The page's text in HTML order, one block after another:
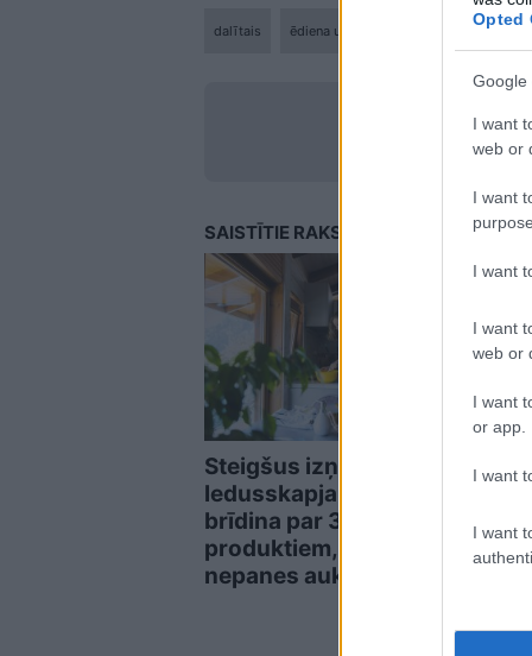
Opted
Google
I want
web or
I want
I want
I want
web or
I want
or app.
I want
I want
dalītais ēdiena uzglabāšana ledusskapis
LA.LV
SAISTĪTIE RAKSTI
Steigšus izņem no
ledusskapja! Eksperti
brīdina par 3 pārtikas
produktiem, kas
nepanes aukstumu
kā